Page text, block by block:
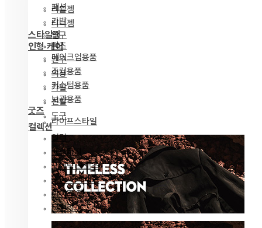
패션
가발
안구
인형 케어
메이크업용품
조립용품
커스텀용품
보관용품
굿즈
라이프스타일
리틀젬
티니젬
스타일링
파츠
안구
의상
가발
신발
도구
컬렉션
얼터
베스티지
포에틱 프로즈
녹턴 퍼레이드
마이즈 젬
타임리스